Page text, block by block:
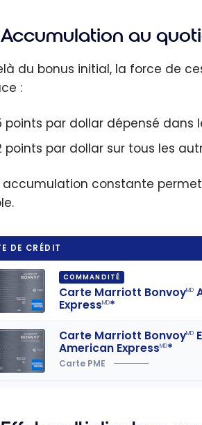
le
nuit
Accumulation au
du bonus initial, la force de
:
points par dollar dépensé dans
points par dollar sur tous les
constante
DE CRÉDIT
COMMANDITÉ
Carte Marriott BonvoyMD
ExpressMD*
Carte Marriott BonvoyMD
American ExpressMD*
Carte PME